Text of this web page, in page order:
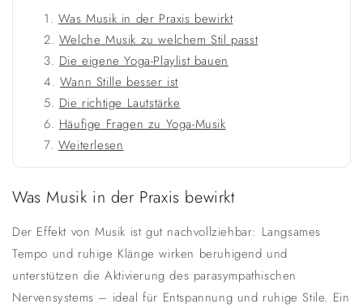
Was Musik in der Praxis bewirkt
Welche Musik zu welchem Stil passt
Die eigene Yoga-Playlist bauen
Wann Stille besser ist
Die richtige Lautstärke
Häufige Fragen zu Yoga-Musik
Weiterlesen
Was Musik in der Praxis bewirkt
Der Effekt von Musik ist gut nachvollziehbar: Langsames
Tempo und ruhige Klänge wirken beruhigend und
unterstützen die Aktivierung des parasympathischen
Nervensystems – ideal für Entspannung und ruhige Stile. Ein